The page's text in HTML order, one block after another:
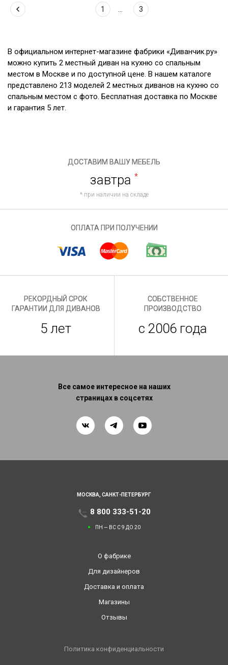
1 3
В официальном интернет-магазине фабрики «Диванчик.ру»
можно купить 2 местный диван на кухню со спальным
местом в Москве и по доступной цене. В нашем каталоге
представлено 213 моделей 2 местных диванов на кухню со
спальным местом с фото. Бесплатная доставка по Москве
и гарантия 5 лет.
ДОСТАВИМ ВАШУ МЕБЕЛЬ
завтра *
* при наличии на складе
ОПЛАТА ПРИ ПОЛУЧЕНИИ
РЕКОРДНЫЙ СРОК
ГАРАНТИИ ДЛЯ ДИВАНОВ
5 лет
СОБСТВЕННОЕ
ПРОИЗВОДСТВО
с 2006 года
Все самое интересное на наших
страницах в соцсетях
МОСКВА, САНКТ-ПЕТЕРБУРГ
8 800 333-51-20
ПН — ВС С 9 ДО 20
О фабрике
Для дизайнеров
Доставка и оплата
Магазины
Отзывы
Политика конфиденциальности